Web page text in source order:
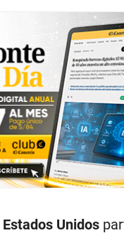
Estados Unidos